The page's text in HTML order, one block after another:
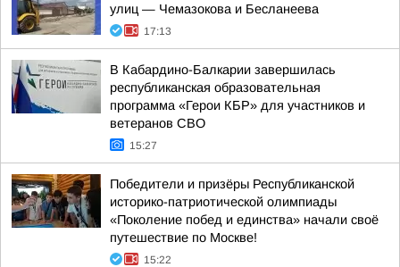
улиц — Чемазокова и Бесланеева
17:13
В Кабардино-Балкарии завершилась
республиканская образовательная
программа «Герои КБР» для участников и
ветеранов СВО
15:27
Победители и призёры Республиканской
историко-патриотической олимпиады
«Поколение побед и единства» начали своё
путешествие по Москве!
15:22